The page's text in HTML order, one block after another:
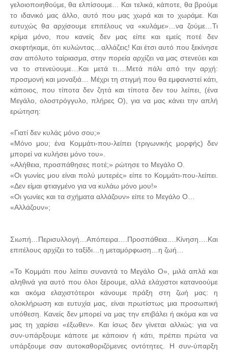
γελοιοποιηθούμε, θα ελπίσουμε… Και τελικά, κάποτε, θα βρούμε
το ιδανικό μας άλλο, αυτό που μας χωρά και το χωράμε. Και
ευτυχώς θα αρχίσουμε επιτέλους να «κυλάμε»…να ζούμε…Τι
κρίμα μόνο, που κανείς δεν μας είπε και εμείς ποτέ δεν
σκεφτήκαμε, ότι κυλώντας…αλλάζεις! Και έτσι αυτό που ξεκίνησε
σαν απόλυτο ταίριασμα, στην πορεία αρχίζει να μας στενεύει και
να το στενεύουμε…Και μετά τι….Μετά πάλι από την αρχή:
προσμονή και μοναξιά… Μέχρι τη στιγμή που θα εμφανιστεί κάτι,
κάποιος, που τίποτα δεν ζητά και τίποτα δεν του λείπει, (ένα
Μεγάλο, ολοστρόγγυλο, πλήρες Ο), για να μας κάνει την απλή
ερώτηση:
«Γιατί δεν κυλάς μόνο σου;»
«Μόνο μου; ένα Κομμάτι-που-λείπει (τριγωνικής μορφής) δεν
μπορεί να κυλήσει μόνο του».
«Αλήθεια, προσπάθησες ποτέ;» ρώτησε το Μεγάλο Ο.
«Οι γωνίες μου είναι πολύ μυτερές» είπε το Κομμάτι-που-λείπει.
«Δεν είμαι φτιαγμένο για να κυλάω μόνο μου!»
«Οι γωνίες και τα σχήματα αλλάζουν» είπε το Μεγάλο Ο…
«Αλλάζουν»;
Σιωπή…Περισυλλογή…Απόπειρα….Προσπά­θεια….Κίνηση….Και
επιτέλους αρχίζει το ταξίδι…η μεταμόρφωση…η ζωή…
«Το Κομμάτι που λείπει συναντά το Mεγάλο Ο», μιλά απλά και
αληθινά για αυτό που όλοι ξέρουμε, αλλά ελάχιστοι κατανοούμε
και ακόμα ελαχιστότεροι κάνουμε πράξη στη ζωή μας: η
ολοκλήρωση και ευτυχία μας, είναι πρωτίστως μια προσωπική
υπόθεση. Κανείς δεν μπορεί να μας την επιβάλει ή ακόμα και να
μας τη χαρίσει «έξωθεν». Και ίσως δεν γίνεται αλλιώς: για να
συν-υπάρξουμε κάποτε με κάποιον ή κάτι, πρέπει πρώτα να
υπάρξουμε σαν αυτοκαθοριζόμενες οντότητες. Η συν-ύπαρξη